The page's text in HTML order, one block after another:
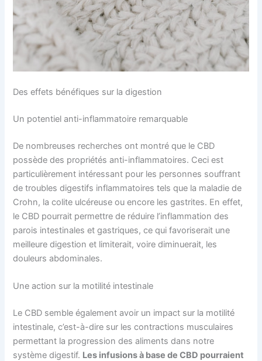
Des effets bénéfiques sur la digestion
Un potentiel anti-inflammatoire remarquable
De nombreuses recherches ont montré que le CBD
possède des propriétés anti-inflammatoires. Ceci est
particulièrement intéressant pour les personnes souffrant
de troubles digestifs inflammatoires tels que la maladie de
Crohn, la colite ulcéreuse ou encore les gastrites. En effet,
le CBD pourrait permettre de réduire l’inflammation des
parois intestinales et gastriques, ce qui favoriserait une
meilleure digestion et limiterait, voire diminuerait, les
douleurs abdominales.
Une action sur la motilité intestinale
Le CBD semble également avoir un impact sur la motilité
intestinale, c’est-à-dire sur les contractions musculaires
permettant la progression des aliments dans notre
système digestif. Les infusions à base de CBD pourraient